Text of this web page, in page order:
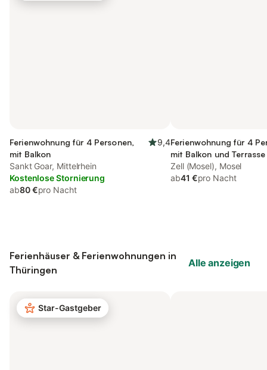
Ferienwohnung für 4 Personen,
mit Balkon
9,4
Sankt Goar, Mittelrhein
Kostenlose Stornierung
ab80 €pro Nacht
Ferienwohnung für 4
mit Balkon und Terrasse
Zell (Mosel), Mosel
ab41 €pro Nacht
Ferienhäuser & Ferienwohnungen in
Thüringen
Alle anzeigen
Star-Gastgeber